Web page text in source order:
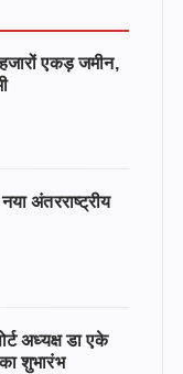
एकड़ जमीन,
अंतरराष्ट्रीय
अध्यक्ष डा एके
का शुभारंभ